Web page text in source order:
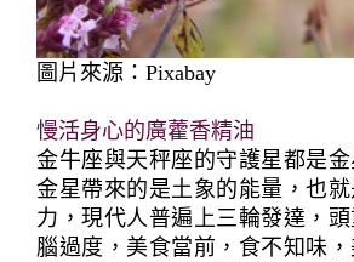
圖片來源：Pixabay
慢活身心的廣藿香精油
金牛座與天秤座的守護星都是
金星帶來的是土象的能量，也
力，現代人普遍上三輪發達，
腦過度，美食當前，食不知味